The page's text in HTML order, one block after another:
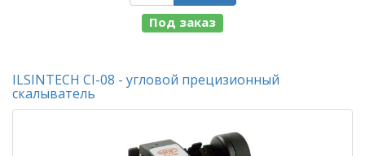
Под заказ
ILSINTECH CI-08 - угловой прецизионный
скалыватель